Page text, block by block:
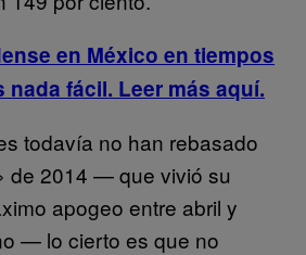
en México en tiempos
nada fácil. Leer más aquí.
todavía no han rebasado
de 2014 — que vivió su
apogeo entre abril y
— lo cierto es que no